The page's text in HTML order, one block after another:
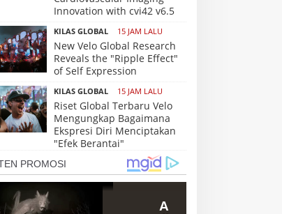
Innovation with cvi42 v6.5
KILAS GLOBAL 15 JAM LALU
New Velo Global Research
Reveals the "Ripple Effect"
of Self Expression
KILAS GLOBAL 15 JAM LALU
Riset Global Terbaru Velo
Mengungkap Bagaimana
Ekspresi Diri Menciptakan
"Efek Berantai"